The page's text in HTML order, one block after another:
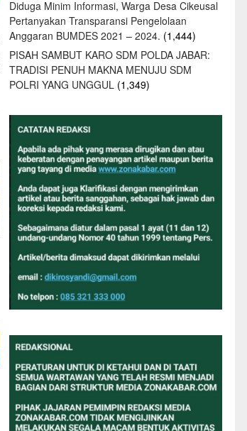
Diduga Minim Informasi, Warga Desa Cikeusal
Pertanyakan Transparansi Pengelolaan
Anggaran BUMDES 2021 – 2024. (1,444)
PISAH SAMBUT KARO SDM POLDA JABAR:
TRADISI PENUH MAKNA MENUJU SDM
POLRI YANG UNGGUL (1,349)